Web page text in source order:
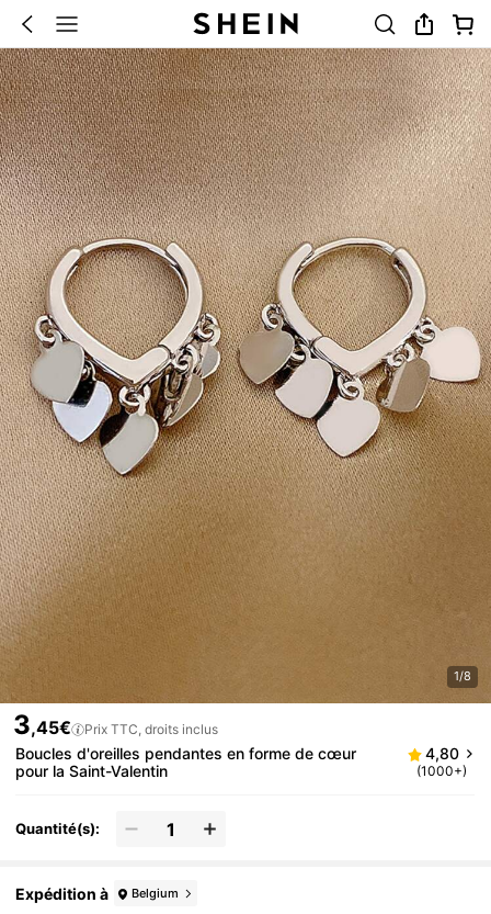
1/8
3,45€ Prix TTC, droits inclus
Boucles d'oreilles pendantes en forme de cœur
pour la Saint-Valentin
4,80
(1000+)
Quantité(s):
Expédition à Belgium